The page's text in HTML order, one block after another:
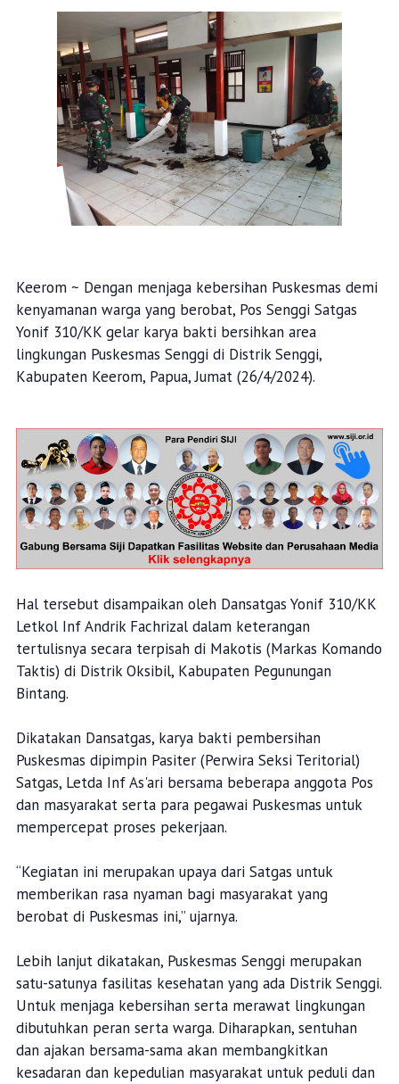
Keerom ~ Dengan menjaga kebersihan Puskesmas demi
kenyamanan warga yang berobat, Pos Senggi Satgas
Yonif 310/KK gelar karya bakti bersihkan area
lingkungan Puskesmas Senggi di Distrik Senggi,
Kabupaten Keerom, Papua, Jumat (26/4/2024).
Hal tersebut disampaikan oleh Dansatgas Yonif 310/KK
Letkol Inf Andrik Fachrizal dalam keterangan
tertulisnya secara terpisah di Makotis (Markas Komando
Taktis) di Distrik Oksibil, Kabupaten Pegunungan
Bintang.
Dikatakan Dansatgas, karya bakti pembersihan
Puskesmas dipimpin Pasiter (Perwira Seksi Teritorial)
Satgas, Letda Inf As'ari bersama beberapa anggota Pos
dan masyarakat serta para pegawai Puskesmas untuk
mempercepat proses pekerjaan.
“Kegiatan ini merupakan upaya dari Satgas untuk
memberikan rasa nyaman bagi masyarakat yang
berobat di Puskesmas ini,” ujarnya.
Lebih lanjut dikatakan, Puskesmas Senggi merupakan
satu-satunya fasilitas kesehatan yang ada Distrik Senggi.
Untuk menjaga kebersihan serta merawat lingkungan
dibutuhkan peran serta warga. Diharapkan, sentuhan
dan ajakan bersama-sama akan membangkitkan
kesadaran dan kepedulian masyarakat untuk peduli dan